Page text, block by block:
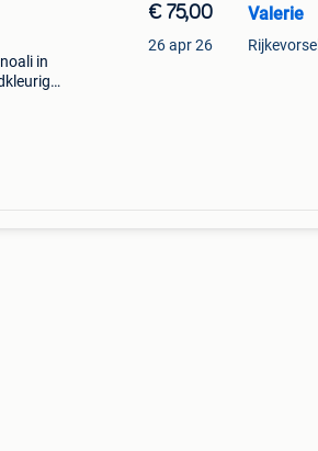
in
€ 75,00
26 apr 26
Valerie
Rijkevorsel